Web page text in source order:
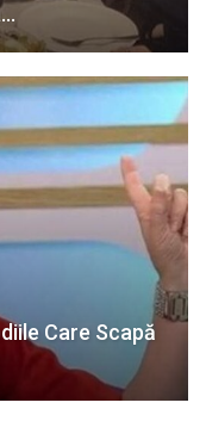
Care Scapă